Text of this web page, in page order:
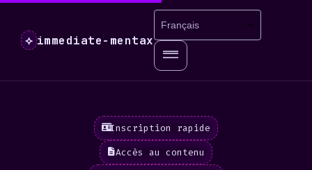
⟡ immediate-mentax
Inscription rapide
Accès au contenu